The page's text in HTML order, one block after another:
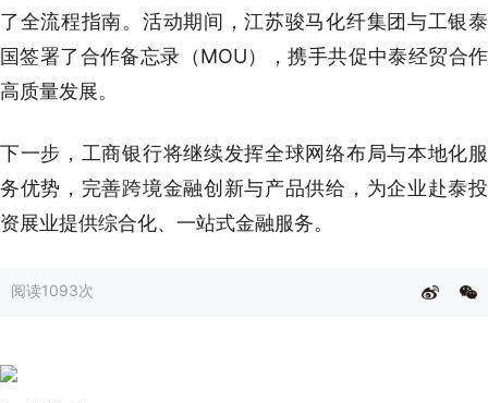
了全流程指南。活动期间，江苏骏马化纤集团与工银泰
国签署了合作备忘录（MOU），携手共促中泰经贸合作
高质量发展。
下一步，工商银行将继续发挥全球网络布局与本地化服
务优势，完善跨境金融创新与产品供给，为企业赴泰投
资展业提供综合化、一站式金融服务。
阅读1093次